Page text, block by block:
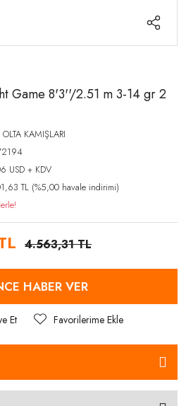
Game 8'3''/2.51 m 3-14 gr 2
KAMIŞLARI
USD + KDV
TL (%5,00 havale indirimi)
4.563,31 TL
HABER VER
Et